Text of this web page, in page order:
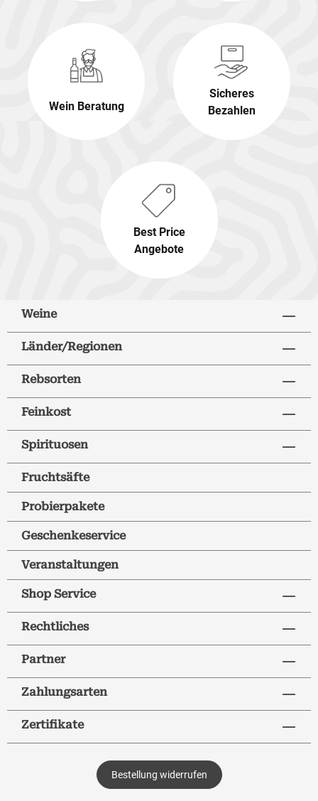
Wein Beratung
Sicheres
Bezahlen
Best Price
Angebote
Weine
Länder/Regionen
Rebsorten
Feinkost
Spirituosen
Fruchtsäfte
Probierpakete
Geschenkeservice
Veranstaltungen
Shop Service
Rechtliches
Partner
Zahlungsarten
Zertifikate
Bestellung widerrufen